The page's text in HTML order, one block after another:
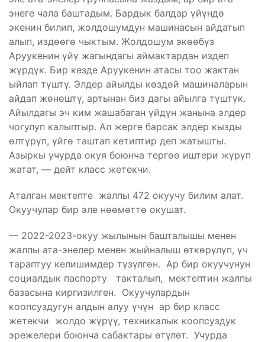
энеге чала баштадым. Бардык балдар үйүндө
экенин билип, жолдошумдун машинасын айдатып
алып, издөөгө чыктым. Жолдошум экөөбүз
Аруукенин үйү жагындагы аймактардан издеп
жүрдүк. Бир кезде Аруукенин атасы тоо жактан
ыйлап түштү. Элдер айылды көздөй машиналарын
айдап жөнөштү, артынан биз дагы айылга түштүк.
Айылдагы эч ким жашабаган үйдүн жанына элдер
чогулуп калыптыр. Ал жерге барсак элдер кызды
өлтүрүп, үйгө таштап кетиптир деп жатышты.
Азыркы учурда окуя боюнча тергөө иштери жүрүп
жатат, — дейт класс жетекчи.
Аталган мектепте жалпы 472 окуучу билим алат.
Окуучулар бир эле нөөмөттө окушат.
— 2022-2023-окуу жылынын башталышы менен
жалпы ата-энелер менен жыйналыш өткөрүлүп, үч
тараптуу келишимдер түзүлгөн. Ар бир окуучунун
социалдык паспорту такталып, мектептин жалпы
базасына киргизилген. Окуучулардын
коопсуздугун алдын алуу үчүн ар бир класс
жетекчи жолдо жүрүү, техникалык коопсуздук
эрежелери боюнча сабактары өтүлөт. Учурда